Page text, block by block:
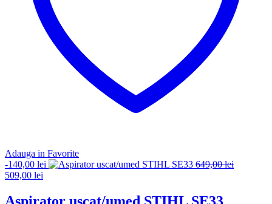
Adauga in Favorite
-140,00 lei 649,00lei
Prețul
a
509,00 lei
este:
Aspirator uscat/umed STIHL SE33